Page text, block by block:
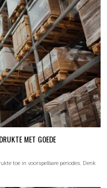
MET GOEDE
toe in voorspelbare periodes. Denk